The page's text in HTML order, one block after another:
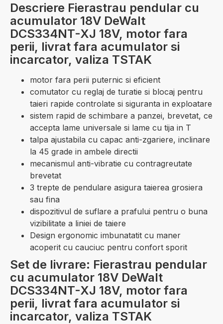
Descriere Fierastrau pendular cu
acumulator 18V DeWalt
DCS334NT-XJ 18V, motor fara
perii, livrat fara acumulator si
incarcator, valiza TSTAK
motor fara perii puternic si eficient
comutator cu reglaj de turatie si blocaj pentru
taieri rapide controlate si siguranta in exploatare
sistem rapid de schimbare a panzei, brevetat, ce
accepta lame universale si lame cu tija in T
talpa ajustabila cu capac anti-zgariere, inclinare
la 45 grade in ambele directii
mecanismul anti-vibratie cu contragreutate
brevetat
3 trepte de pendulare asigura taierea grosiera
sau fina
dispozitivul de suflare a prafului pentru o buna
vizibilitate a liniei de taiere
Design ergonomic imbunatatit cu maner
acoperit cu cauciuc pentru confort sporit
Set de livrare: Fierastrau pendular
cu acumulator 18V DeWalt
DCS334NT-XJ 18V, motor fara
perii, livrat fara acumulator si
incarcator, valiza TSTAK